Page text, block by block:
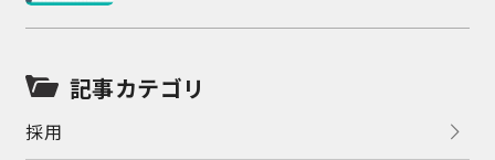
記事カテゴリ
採用